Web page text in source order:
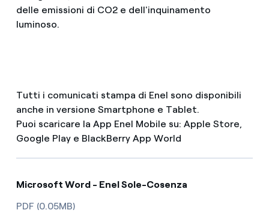
delle emissioni di CO2 e dell'inquinamento
luminoso.
Tutti i comunicati stampa di Enel sono disponibili
anche in versione Smartphone e Tablet.
Puoi scaricare la App Enel Mobile su: Apple Store,
Google Play e BlackBerry App World
Microsoft Word - Enel Sole-Cosenza
PDF (0.05MB)